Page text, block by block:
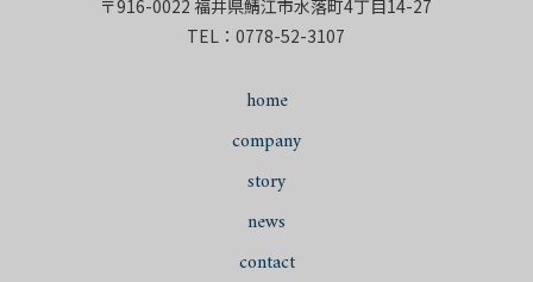
〒916-0022 福井県鯖江市水落町4丁目14-27
TEL：0778-52-3107
home
company
story
news
contact